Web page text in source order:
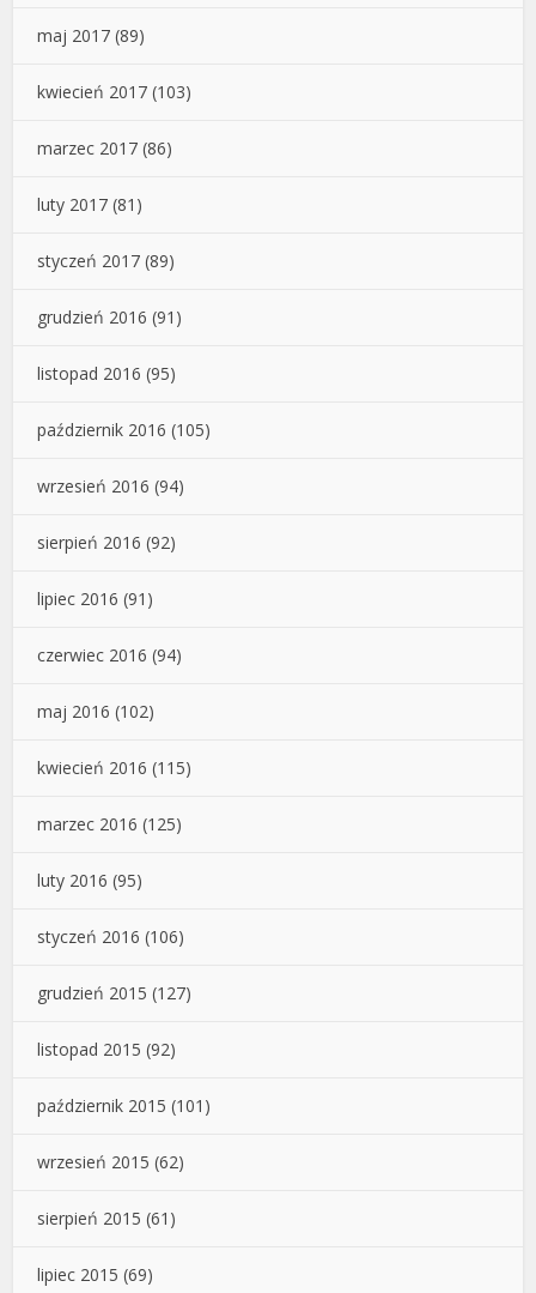
maj 2017 (89)
kwiecień 2017 (103)
marzec 2017 (86)
luty 2017 (81)
styczeń 2017 (89)
grudzień 2016 (91)
listopad 2016 (95)
październik 2016 (105)
wrzesień 2016 (94)
sierpień 2016 (92)
lipiec 2016 (91)
czerwiec 2016 (94)
maj 2016 (102)
kwiecień 2016 (115)
marzec 2016 (125)
luty 2016 (95)
styczeń 2016 (106)
grudzień 2015 (127)
listopad 2015 (92)
październik 2015 (101)
wrzesień 2015 (62)
sierpień 2015 (61)
lipiec 2015 (69)